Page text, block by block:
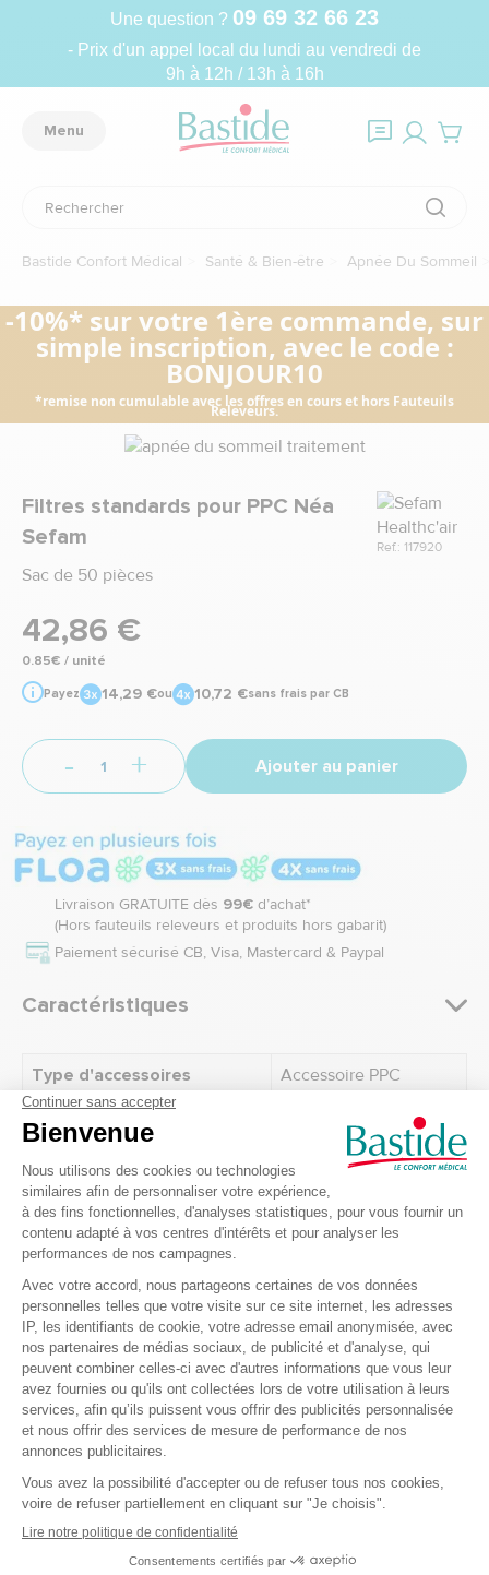
Une question ? 09 69 32 66 23
- Prix d'un appel local du lundi au vendredi de
9h à 12h / 13h à 16h
Menu
Bastide Confort Médical Santé & Bien-être Apnée Du Sommeil
-10%* sur votre 1ère commande, sur
simple inscription, avec le code :
BONJOUR10
*remise non cumulable avec les offres en cours et hors Fauteuils
Releveurs.
Filtres standards pour PPC Néa
Sefam
Sac de 50 pièces
Marque
Ref.: 117920
42,86 €
0.85€ / unité
Payez 14,29 €ou 10,72 €sans frais par CB
- + Ajouter au panier
Livraison GRATUITE dès 99€ d’achat*
(Hors fauteuils releveurs et produits hors gabarit)
Paiement sécurisé CB, Visa, Mastercard & Paypal
Caractéristiques
Type d'accessoires Accessoire PPC
Recevez nos offres et
promotions
Envoyer
Je m’inscris à la newsletter et accepte de recevoir des informations
commerciales et promotionnelles de Bastide le Confort Médical.
d’informations vous pouvez prendre connaissance de la charte de